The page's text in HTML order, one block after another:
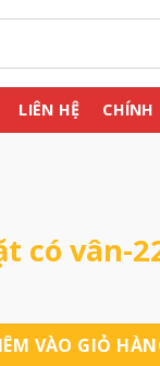
LIÊN HỆ CHÍNH
có vân-
số lượng
VÀO GIỎ